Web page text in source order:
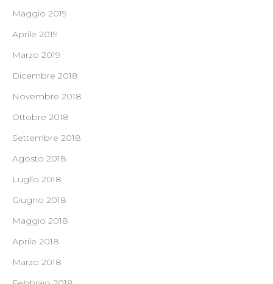
Maggio 2019
Aprile 2019
Marzo 2019
Dicembre 2018
Novembre 2018
Ottobre 2018
Settembre 2018
Agosto 2018
Luglio 2018
Giugno 2018
Maggio 2018
Aprile 2018
Marzo 2018